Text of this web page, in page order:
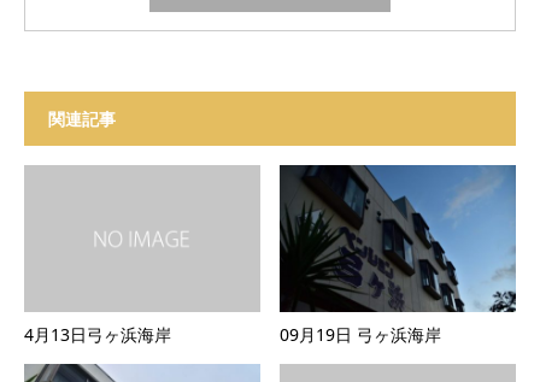
関連記事
4月13日弓ヶ浜海岸 09月19日 弓ヶ浜海岸